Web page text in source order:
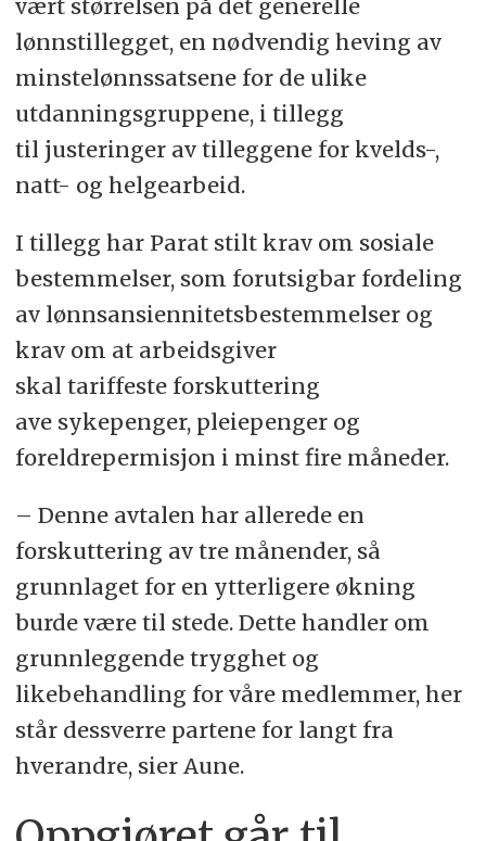
vært størrelsen på det generelle
lønnstillegget, en nødvendig heving av
minstelønnssatsene for de ulike
utdanningsgruppene, i tillegg
til justeringer av tilleggene for kvelds-,
natt- og helgearbeid.
I tillegg har Parat stilt krav om sosiale
bestemmelser, som forutsigbar fordeling
av lønnsansiennitetsbestemmelser og
krav om at arbeidsgiver
skal tariffeste forskuttering
ave sykepenger, pleiepenger og
foreldrepermisjon i minst fire måneder.
– Denne avtalen har allerede en
forskuttering av tre månender, så
grunnlaget for en ytterligere økning
burde være til stede. Dette handler om
grunnleggende trygghet og
likebehandling for våre medlemmer, her
står dessverre partene for langt fra
hverandre, sier Aune.